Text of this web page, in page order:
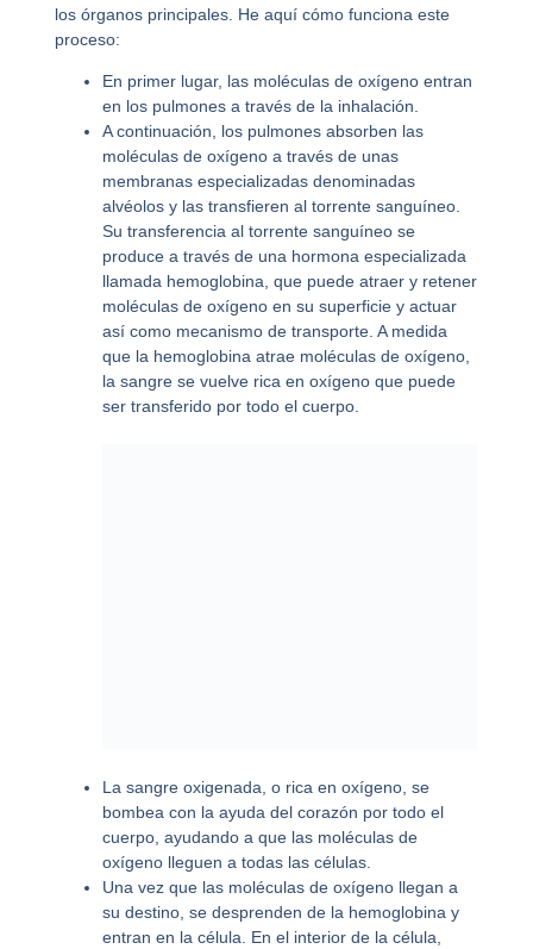
los órganos principales. He aquí cómo funciona este
proceso:
En primer lugar, las moléculas de oxígeno entran
en los pulmones a través de la inhalación.
A continuación, los pulmones absorben las
moléculas de oxígeno a través de unas
membranas especializadas denominadas
alvéolos y las transfieren al torrente sanguíneo.
Su transferencia al torrente sanguíneo se
produce a través de una hormona especializada
llamada hemoglobina, que puede atraer y retener
moléculas de oxígeno en su superficie y actuar
así como mecanismo de transporte. A medida
que la hemoglobina atrae moléculas de oxígeno,
la sangre se vuelve rica en oxígeno que puede
ser transferido por todo el cuerpo.
La sangre oxigenada, o rica en oxígeno, se
bombea con la ayuda del corazón por todo el
cuerpo, ayudando a que las moléculas de
oxígeno lleguen a todas las células.
Una vez que las moléculas de oxígeno llegan a
su destino, se desprenden de la hemoglobina y
entran en la célula. En el interior de la célula,